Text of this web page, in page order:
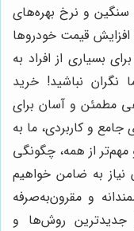
سنگین و نرخ بهره‌های
افزایش قیمت خودروها
بسیاری از افراد به
نباشید! خرید
مطمئن و آسان برای
جامع و کاربردی، ما به
از همه، چگونگی
خودرو در سال 1405 بدون نیاز به ضامن خواهیم
و مقرون‌به‌صرفه
جدیدترین روش‌ها و